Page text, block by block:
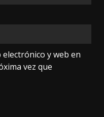
y web en
vez que